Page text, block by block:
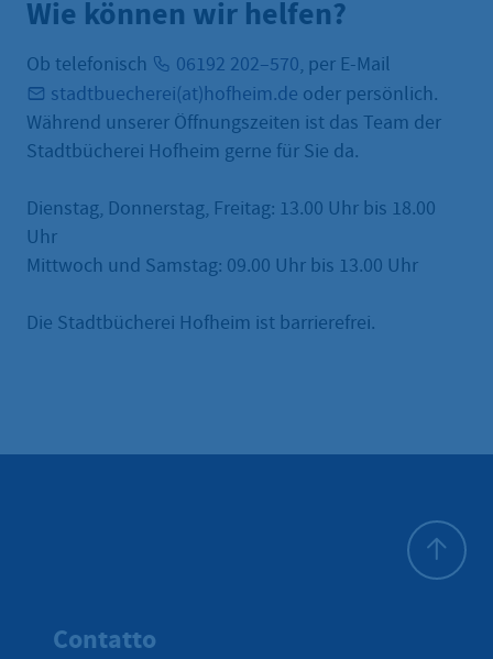
Wie können wir helfen?
Ob telefonisch 06192 202–570, per E-Mail
stadtbuecherei(at)hofheim.de oder persönlich.
Während unserer Öffnungszeiten ist das Team der
Stadtbücherei Hofheim gerne für Sie da.
Dienstag, Donnerstag, Freitag: 13.00 Uhr bis 18.00
Uhr
Mittwoch und Samstag: 09.00 Uhr bis 13.00 Uhr
Die Stadtbücherei Hofheim ist barrierefrei.
Contatto